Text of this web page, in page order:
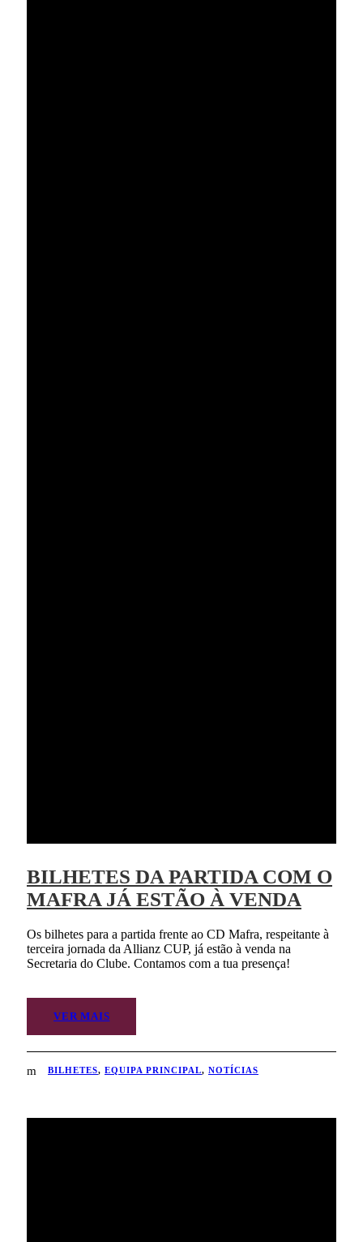
BILHETES DA PARTIDA COM O
MAFRA JÁ ESTÃO À VENDA
Os bilhetes para a partida frente ao CD Mafra, respeitante à
terceira jornada da Allianz CUP, já estão à venda na
Secretaria do Clube. Contamos com a tua presença!
VER MAIS
BILHETES, EQUIPA PRINCIPAL, NOTÍCIAS